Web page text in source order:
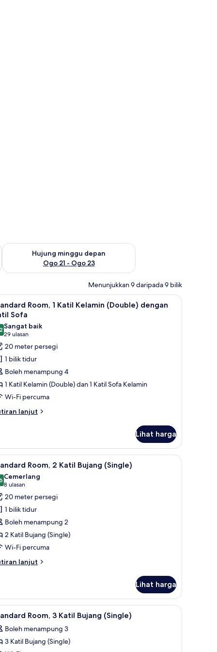
ini Ogo 14 - Ogo 16
Hujung minggu depan
Ogo 21 - Ogo 23
Semak ketersediaan untuk hujung minggu depan Ogo 21 -
Menunjukkan 9 daripada 9 bilik
riba Standard Room, 1 Katil Kelamin (Double)
7
Room, 1 Katil Kelamin (Double) dengan
Sofa
daripada 10
Sangat baik
29 ulasan
(29
ulasan)
20 meter persegi
1 bilik tidur
Boleh menampung 4
1 Katil Kelamin (Double) dan 1 Katil Sofa Kelamin
Wi-Fi percuma
lanjut
Lihat harga
riba Standard Room, 2 Katil Bujang (Single) |
9 Room, 2 Katil Bujang (Single)
daripada 10
Cemerlang
8 ulasan
(8
ulasan)
20 meter persegi
1 bilik tidur
Boleh menampung 2
2 Katil Bujang (Single)
Wi-Fi percuma
lanjut
Lihat harga
dalam bilik, meja, ruang kerja komputer ribaPeti besi dalam bilik, meja, ruang kerja
1 Room, 3 Katil Bujang (Single)
Boleh menampung 3
3 Katil Bujang (Single)